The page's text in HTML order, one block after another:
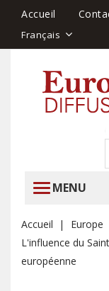
Accueil
Français
MENU
Accueil Europe
L'influence du
européenne